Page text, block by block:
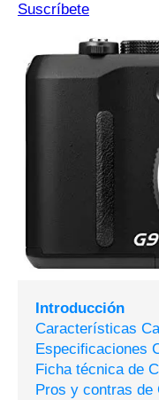
Suscríbete
Introducción
Características
Especificaciones
Ficha técnica de
Pros y contras de